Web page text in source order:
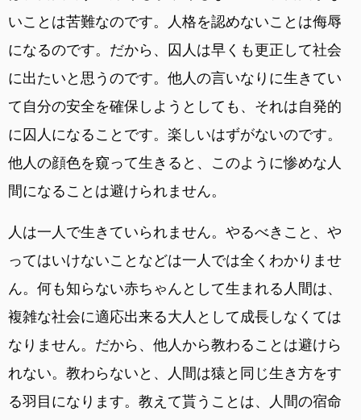
いことは苦難なのです。人格を認めないことは侮辱
になるのです。だから、囚人は早くも更正して社会
に出たいと思うのです。他人の言いなりに生きてい
て自分の安全を確保しようとしても、それは自発的
に囚人になることです。楽しいはずがないのです。
他人の顔色を窺って生きると、このように惨めな人
間になることは避けられません。
人は一人で生きていられません。やるべきこと、や
ってはいけないことなどは一人では全くわかりませ
ん。何も知らない赤ちゃんとして生まれる人間は、
複雑な社会に適応出来る大人として成長しなくては
なりません。だから、他人から教わることは避けら
れない。教わらないと、人間は猿と同じ生き方をす
る羽目になります。教えて貰うことは、人間の宿命